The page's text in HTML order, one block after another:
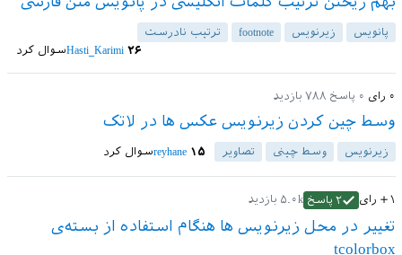
پانویس زیرنویس footnote
ترتیب نادرست
سوال کردHasti_Karimi ۲۶
۰ رای ۰ پاسخ ۷۸۸ بازدید
وسط چین کردن زیرنویس عکس ها در لاتک
زیرنویس وسط چینی تصاویر سوال کردreyhane ۱۵
+۱ رای ۲ پاسخ ۵.۰k بازدید
تغییر در محل زیرنویس ها هنگام استفاده از بسته‌ی
tcolorbox